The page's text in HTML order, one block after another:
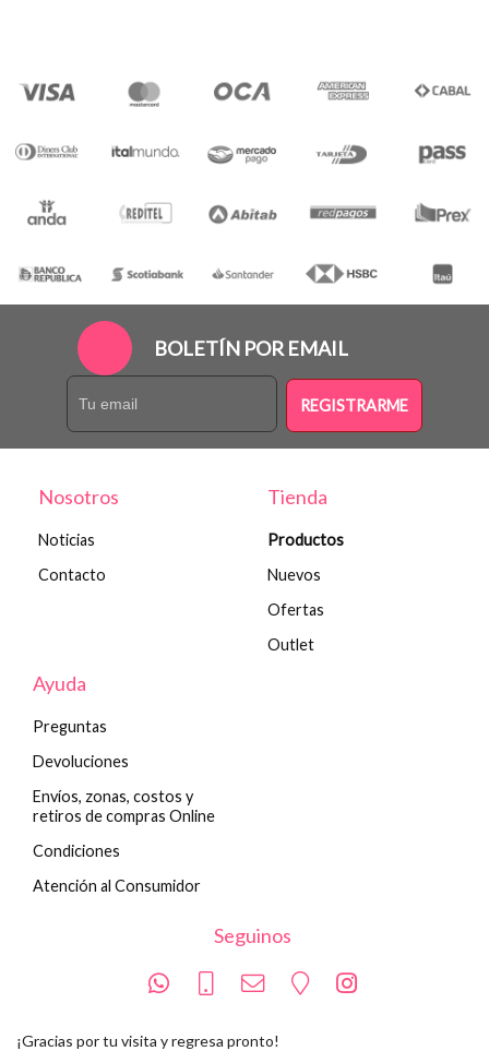
BOLETÍN POR EMAIL
REGISTRARME
Nosotros
Noticias
Contacto
Tienda
Productos
Nuevos
Ofertas
Outlet
Ayuda
Preguntas
Devoluciones
Envíos, zonas, costos y
retiros de compras Online
Condiciones
Atención al Consumidor
Seguinos
¡Gracias por tu visita y regresa pronto!